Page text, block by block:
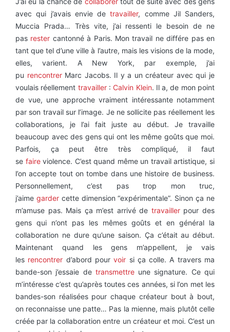
avec qui j’avais envie detravailler, comme Jil Sanders,
Muccia Prada… Très vite, j’ai ressenti le besoin de ne
pas rester cantonné à Paris. Mon travail ne différe pas en
tant que tel d’une ville à l’autre, mais les visions de la mode,
elles, varient. A New York, par exemple, j’ai
pu rencontrerMarc Jacobs. Il y a un créateur avec qui je
voulais réellement travailler: Calvin Klein. Il a, de mon point
de vue, une approche vraiment intéressante notamment
par son travail sur l’image. Je ne sollicite pas réellement les
collaborations, je l’ai fait juste au début. Je travaille
beaucoup avec des gens qui ont les même goûts que moi.
Parfois, ça peut être très compliqué, il faut
se faireviolence. C’est quand même un travail artistique, si
l’on accepte tout on tombe dans une histoire de business.
Personnellement, c’est pas trop mon truc,
j’aime gardercette dimension “expérimentale”. Sinon ça ne
m’amuse pas. Mais ça m’est arrivé de travaillerpour des
gens qui n’ont pas les mêmes goûts et en général la
collaboration ne dure qu’une saison. Ça c’était au début.
Maintenant quand les gens m’appellent, je vais
les rencontrer d’abord pourvoir si ça colle. A travers ma
bande-son j’essaie de transmettreune signature. Ce qui
m’intéresse c’est qu’après toutes ces années, si l’on met les
bandes-son réalisées pour chaque créateur bout à bout,
on reconnaisse une patte… Pas la mienne, mais plutôt celle
créée par la collaboration entre un créateur et moi. C’est un